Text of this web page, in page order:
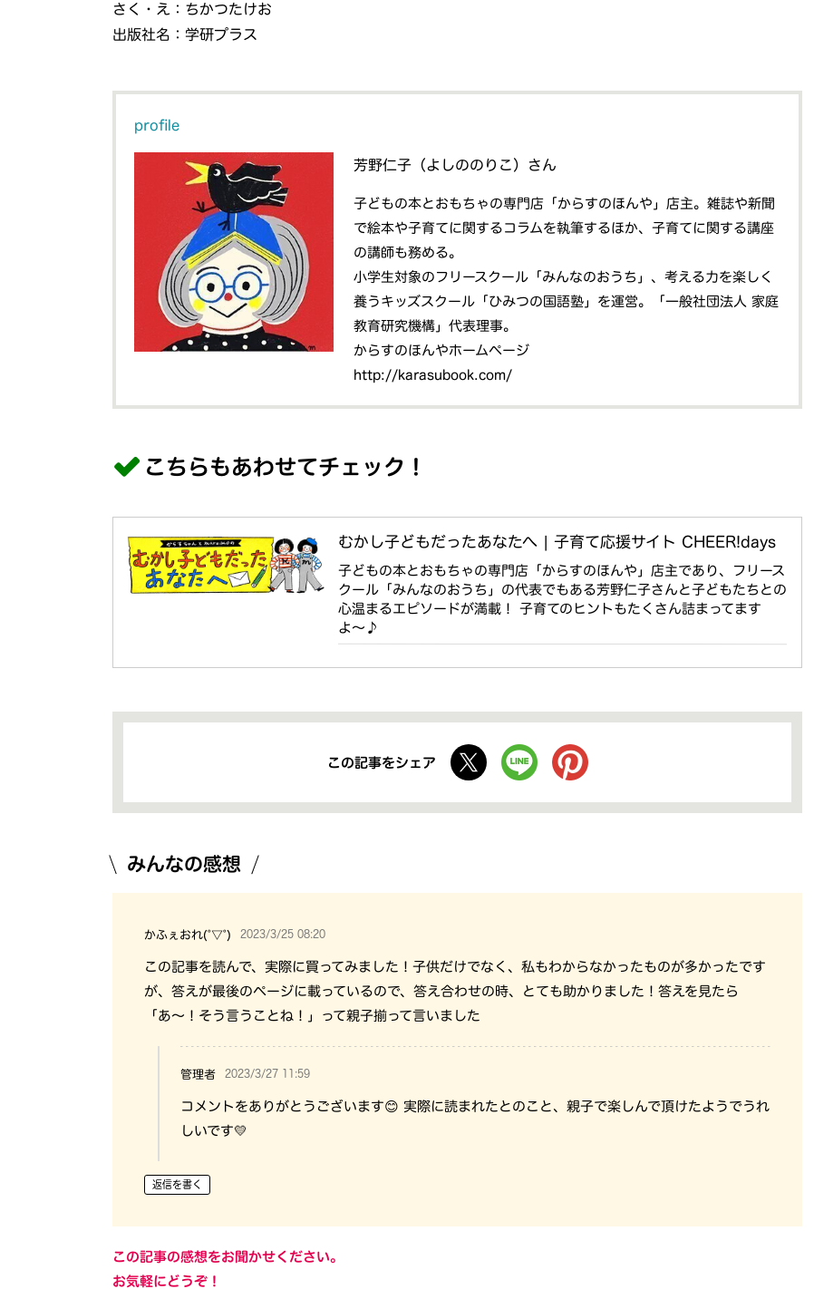
さく・え：ちかつたけお
出版社名：学研プラス
profile
芳野仁子（よしののりこ）さん
子どもの本とおもちゃの専門店「からすのほんや」店主。雑誌や新聞
で絵本や子育てに関するコラムを執筆するほか、子育てに関する講座
の講師も務める。
小学生対象のフリースクール「みんなのおうち」、考える力を楽しく
養うキッズスクール「ひみつの国語塾」を運営。「一般社団法人 家庭
教育研究機構」代表理事。
からすのほんやホームページ
http://karasubook.com/
こちらもあわせてチェック！
むかし子どもだったあなたへ | 子育て応援サイト CHEER!days
子どもの本とおもちゃの専門店「からすのほんや」店主であり、フリース
クール「みんなのおうち」の代表でもある芳野仁子さんと子どもたちとの
心温まるエピソードが満載！ 子育てのヒントもたくさん詰まってます
よ〜♪
この記事をシェア
みんなの感想
かふぇおれ(°▽°) 2023/3/25 08:20
この記事を読んで、実際に買ってみました！子供だけでなく、私もわからなかったものが多かったです
が、答えが最後のページに載っているので、答え合わせの時、とても助かりました！答えを見たら
「あ〜！そう言うことね！」って親子揃って言いました
管理者 2023/3/27 11:59
コメントをありがとうございます😊 実際に読まれたとのこと、親子で楽しんで頂けたようでうれ
しいです💛
返信を書く
この記事の感想をお聞かせください。
お気軽にどうぞ！